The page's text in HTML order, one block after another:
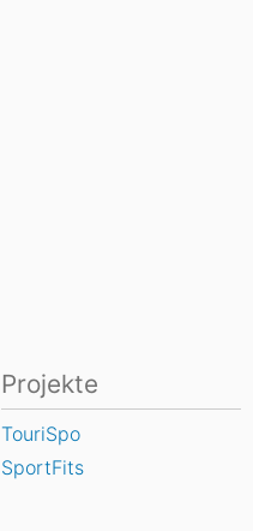
Projekte
TouriSpo
SportFits